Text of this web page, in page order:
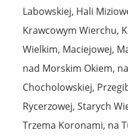
Labowskiej, Hali
Krawcowym Wierchu,
Wielkim, Maciejowej,
nad Morskim Okiem,
Chocholowskiej,
Rycerzowej, Starych
Trzema Koronami, na